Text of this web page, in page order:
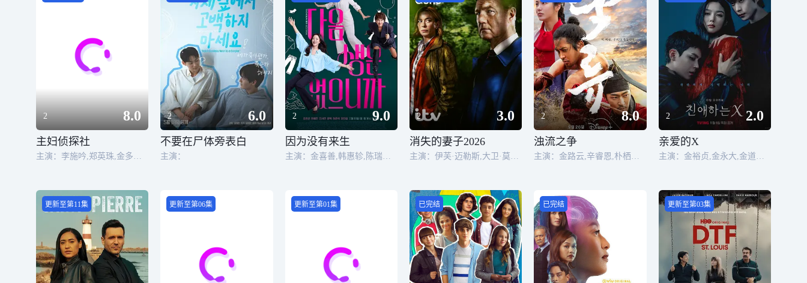
2 8.0
主妇侦探社
主演：李施吟,郑英珠,金多顺,南基爱
2 6.0
不要在尸体旁表白
主演：
2 9.0
因为没有来生
主演：金喜善,韩惠轸,陈瑞妍,尹博,许俊硕,张仁燮
2 3.0
消失的妻子2026
主演：伊芙·迈勒斯,大卫·莫瑞瑟,埃利奥特·考恩,鲁珀特·伊文斯,克莱尔·希金斯,阿瑟·修斯,朱迪·麦克尼,Nicholas Nunn,Oscar Batterham,Jennifer Macbeth,比利·巴雷特
2 8.0
浊流之争
主演：金路云,辛睿恩,朴栖含,朴智焕
2 2.0
亲爱的X
主演：金裕贞,金永大,金道勋,黄寅烨,李烈音,洪宗玄,金志勋,金有美,金智英,洪妃罗,金伊敬,玄瑞河
更新至第11集 更新至第06集 更新至第01集 已完结 已完结 更新至第03集